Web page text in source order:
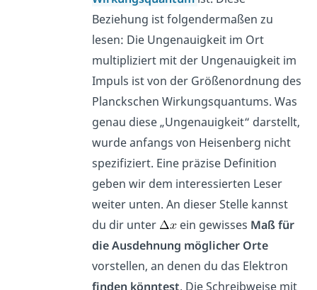
Beziehung ist folgendermaßen zu
lesen: Die Ungenauigkeit im Ort
multipliziert mit der Ungenauigkeit im
Impuls ist von der Größenordnung des
Planckschen Wirkungsquantums. Was
genau diese „Ungenauigkeit“ darstellt,
wurde anfangs von Heisenberg nicht
spezifiziert. Eine präzise Definition
geben wir dem interessierten Leser
weiter unten. An dieser Stelle kannst
du dir unter
ein gewisses Maß für
die Ausdehnung möglicher Orte
vorstellen, an denen du das Elektron
finden könntest. Die Schreibweise mit